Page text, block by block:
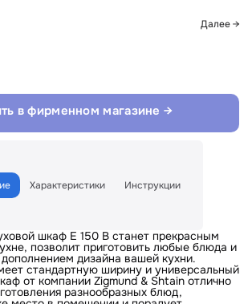
Далее →
в фирменном магазине →
Характеристики Инструкции
шкаф E 150 B станет прекрасным
позволит приготовить любые блюда и
дизайна вашей кухни.
стандартную ширину и универсальный
от компании Zigmund & Shtain отлично
разнообразных блюд,